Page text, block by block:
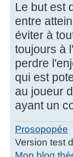
Le but est
entre
éviter à
toujours à
perdre
qui est
au joueur
ayant un
Prosopopée
Version test